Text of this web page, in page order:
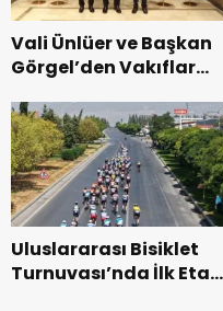
Vali Ünlüer ve Başkan
Görgel’den Vakıflar
ziyaret.
Uluslararası Bisiklet
Turnuvası’nda İlk Etap